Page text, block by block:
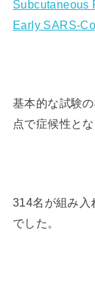
Subcutaneous
Early SARS-
基本的な試験
点で症候性と
314名が組み入
でした。